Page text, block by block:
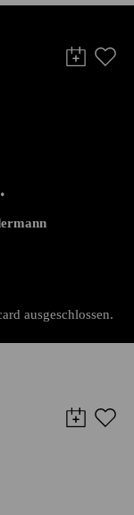
ausgeschlossen.